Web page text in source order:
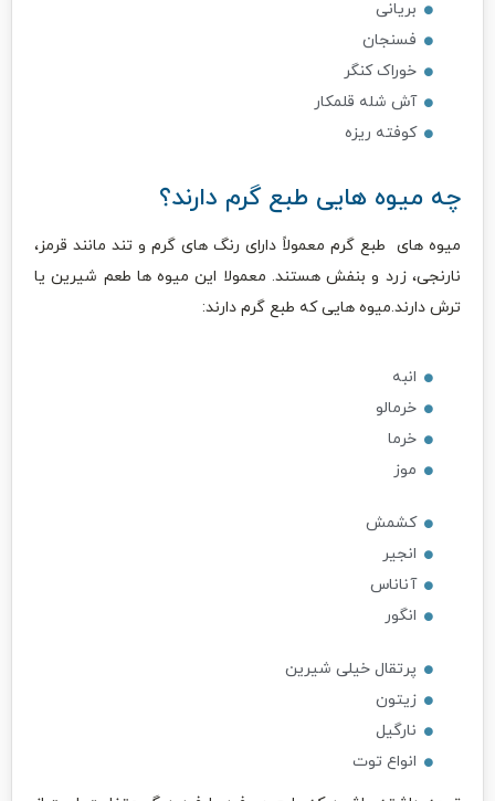
بریانی
فسنجان
خوراک کنگر
آش شله قلمکار
کوفته ریزه
چه میوه هایی طبع گرم دارند؟
میوه های طبع گرم معمولاً دارای رنگ های گرم و تند مانند قرمز،
نارنجی، زرد و بنفش هستند. معمولا این میوه ها طعم شیرین یا
ترش دارند.میوه هایی که طبع گرم دارند:
انبه
خرمالو
خرما
موز
کشمش
انجیر
آناناس
انگور
پرتقال خیلی شیرین
زیتون
نارگیل
انواع توت